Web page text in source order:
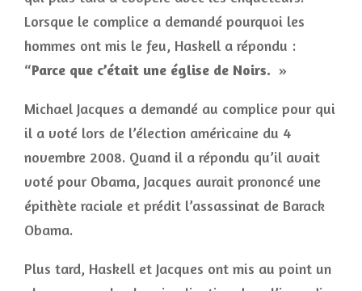
Lorsque le complice a demandé pourquoi les
hommes ont mis le feu, Haskell a répondu :
“Parce que c’était une église de Noirs. »
Michael Jacques a demandé au complice pour qui
il a voté lors de l’élection américaine du 4
novembre 2008. Quand il a répondu qu’il avait
voté pour Obama, Jacques aurait prononcé une
épithète raciale et prédit l’assassinat de Barack
Obama.
Plus tard, Haskell et Jacques ont mis au point un